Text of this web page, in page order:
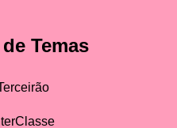
Temas